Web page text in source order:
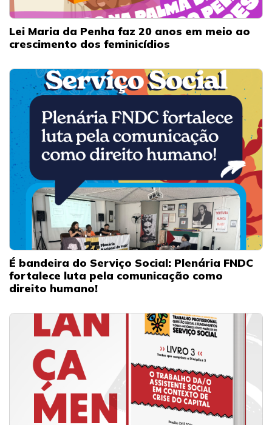
Lei Maria da Penha faz 20 anos em meio ao
crescimento dos feminicídios
É bandeira do Serviço Social: Plenária FNDC
fortalece luta pela comunicação como
direito humano!